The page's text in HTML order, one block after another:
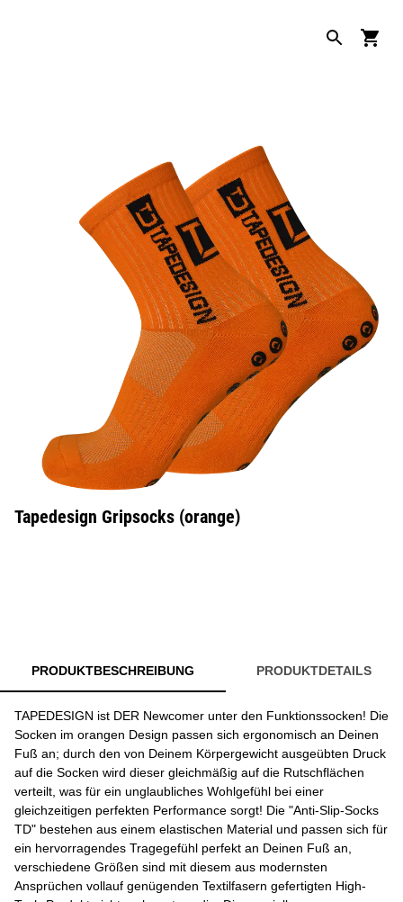
Tapedesign Gripsocks (orange)
PRODUKTBESCHREIBUNG PRODUKTDETAILS
TAPEDESIGN ist DER Newcomer unter den Funktionssocken! Die
Socken im orangen Design passen sich ergonomisch an Deinen
Fuß an; durch den von Deinem Körpergewicht ausgeübten Druck
auf die Socken wird dieser gleichmäßig auf die Rutschflächen
verteilt, was für ein unglaubliches Wohlgefühl bei einer
gleichzeitigen perfekten Performance sorgt! Die "Anti-Slip-Socks
TD" bestehen aus einem elastischen Material und passen sich für
ein hervorragendes Tragegefühl perfekt an Deinen Fuß an,
verschiedene Größen sind mit diesem aus modernsten
Ansprüchen vollauf genügenden Textilfasern gefertigten High-